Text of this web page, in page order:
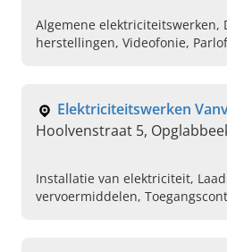
Algemene
herstellingen, Videofonie,
elektriciteitswerken
Elektriciteitswerken
Hoolvenstraat 5,
Installatie van elektriciteit,
vervoermiddelen,